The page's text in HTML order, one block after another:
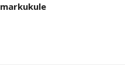
markukule